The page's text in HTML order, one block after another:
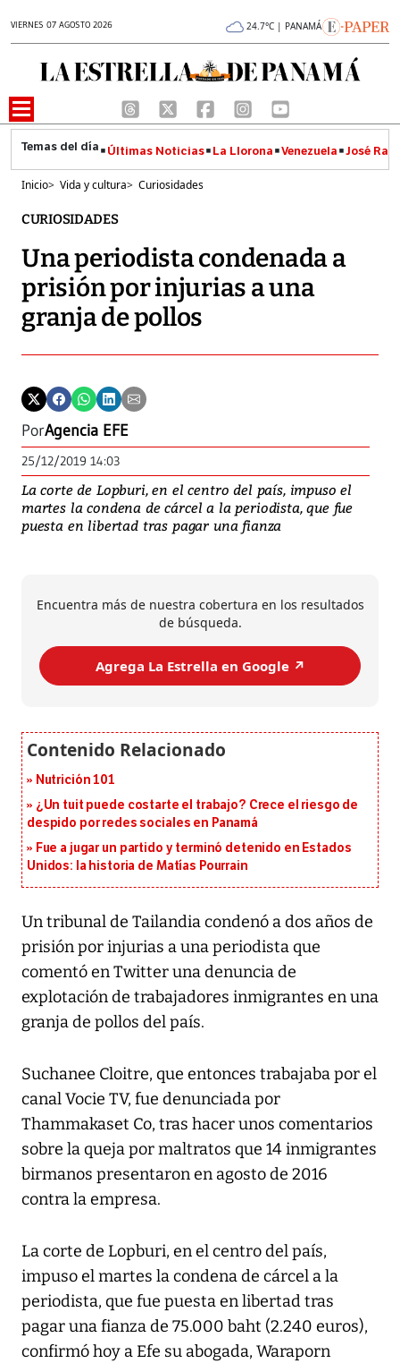
VIERNES 07 AGOSTO 2026 24.7°C | PANAMÁ
Últimas Noticias La Llorona Venezuela José
Inicio> Vida y cultura> Curiosidades
CURIOSIDADES
Una periodista condenada a
prisión por injurias a una
granja de pollos
PorAgencia EFE
25/12/2019 14:03
La corte de Lopburi, en el centro del país, impuso el
martes la condena de cárcel a la periodista, que fue
puesta en libertad tras pagar una fianza
Encuentra más de nuestra cobertura en los resultados
de búsqueda.
Agrega La Estrella en Google ↗️
Nutrición 101
¿Un tuit puede costarte el trabajo? Crece el riesgo de
despido por redes sociales en Panamá
Fue a jugar un partido y terminó detenido en Estados
Unidos: la historia de Matías Pourrain
Un tribunal de Tailandia condenó a dos años de
prisión por injurias a una periodista que
comentó en Twitter una denuncia de
explotación de trabajadores inmigrantes en una
granja de pollos del país.
Suchanee Cloitre, que entonces trabajaba por el
canal Vocie TV, fue denunciada por
Thammakaset Co, tras hacer unos comentarios
sobre la queja por maltratos que 14 inmigrantes
birmanos presentaron en agosto de 2016
contra la empresa.
La corte de Lopburi, en el centro del país,
impuso el martes la condena de cárcel a la
periodista, que fue puesta en libertad tras
pagar una fianza de 75.000 baht (2.240 euros),
confirmó hoy a Efe su abogada, Waraporn